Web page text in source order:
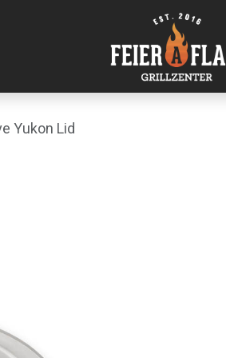
Yukon Lid